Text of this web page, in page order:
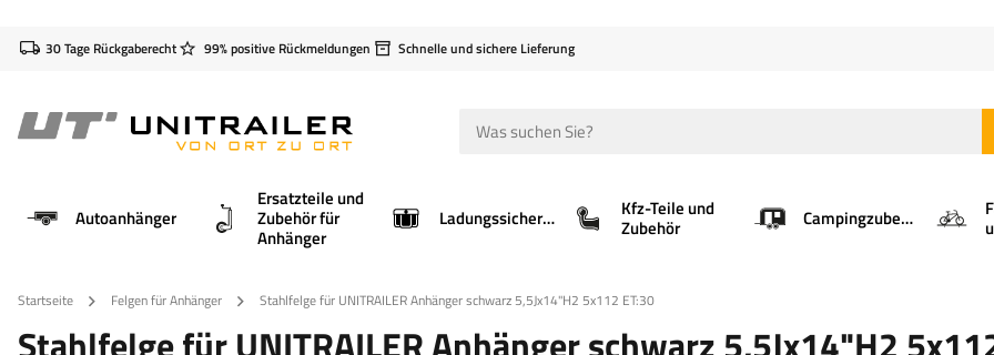
30 Tage Rückgaberecht 99% positive Rückmeldungen Schnelle und sichere Lieferung
Autoanhänger
Ersatzteile und
Zubehör für
Anhänger
Ladungssicherung Kfz-Teile und
Zubehör Campingzubehör
Startseite Felgen für Anhänger Stahlfelge für UNITRAILER Anhänger schwarz 5,5Jx14"H2 5x112 ET:30